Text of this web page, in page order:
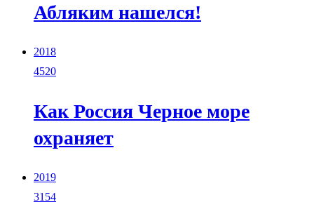
Абляким нашелся!
2018
4520
Как Россия Черное море
охраняет
2019
3154